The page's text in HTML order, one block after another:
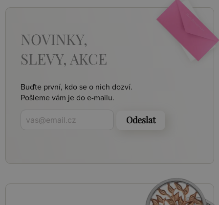
NOVINKY,
SLEVY, AKCE
Buďte první, kdo se o nich dozví.
Pošleme vám je do e-mailu.
Odeslat